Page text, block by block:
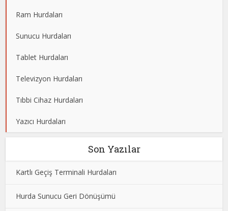
Ram Hurdaları
Sunucu Hurdaları
Tablet Hurdaları
Televizyon Hurdaları
Tıbbi Cihaz Hurdaları
Yazıcı Hurdaları
Son Yazılar
Kartlı Geçiş Terminali Hurdaları
Hurda Sunucu Geri Dönüşümü